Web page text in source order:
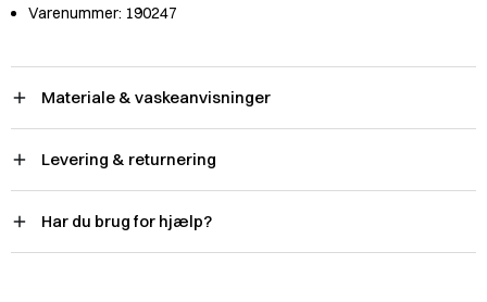
Varenummer: 190247
Materiale & vaskeanvisninger
Levering & returnering
Har du brug for hjælp?